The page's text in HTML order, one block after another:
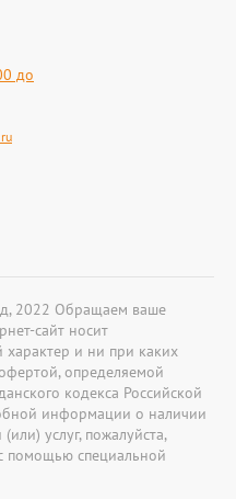
до
2022 Обращаем ваше
сайт носит
и ни при каких
определяемой
кодекса Российской
информации о наличии
услуг, пожалуйста,
помощью специальной